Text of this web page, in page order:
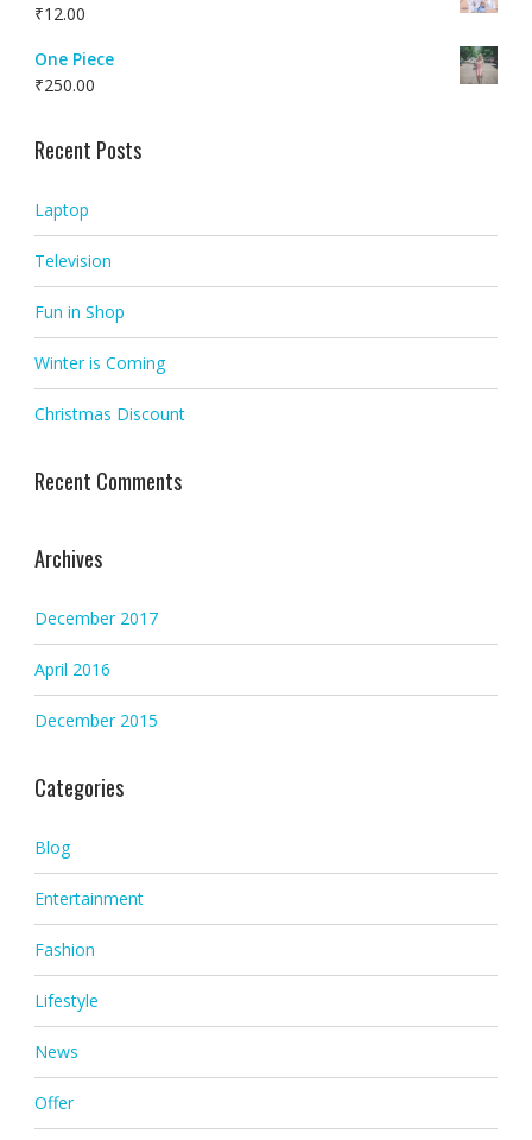
₹12.00
One Piece
₹250.00
Recent Posts
Laptop
Television
Fun in Shop
Winter is Coming
Christmas Discount
Recent Comments
Archives
December 2017
April 2016
December 2015
Categories
Blog
Entertainment
Fashion
Lifestyle
News
Offer